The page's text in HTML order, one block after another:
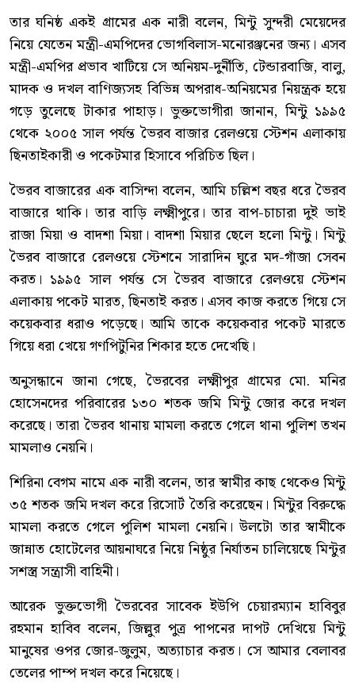
তার ঘনিষ্ঠ একই গ্রামের এক নারী বলেন, মিন্টু সুন্দরী মেয়েদের
নিয়ে যেতেন মন্ত্রী-এমপিদের ভোগবিলাস-মনোরঞ্জনের জন্য। এসব
মন্ত্রী-এমপির প্রভাব খাটিয়ে সে অনিয়ম-দুর্নীতি, টেন্ডারবাজি, বালু,
মাদক ও দখল বাণিজ্যসহ বিভিন্ন অপরাধ-অনিয়মের নিয়ন্ত্রক হয়ে
গড়ে তুলেছে টাকার পাহাড়। ভুক্তভোগীরা জানান, মিন্টু ১৯৯৫
থেকে ২০০৫ সাল পর্যন্ত ভৈরব বাজার রেলওয়ে স্টেশন এলাকায়
ছিনতাইকারী ও পকেটমার হিসাবে পরিচিত ছিল।
ভৈরব বাজারের এক বাসিন্দা বলেন, আমি চল্লিশ বছর ধরে ভৈরব
বাজারে থাকি। তার বাড়ি লক্ষ্মীপুরে। তার বাপ-চাচারা দুই ভাই
রাজা মিয়া ও বাদশা মিয়া। বাদশা মিয়ার ছেলে হলো মিন্টু। মিন্টু
ভৈরব বাজারে রেলওয়ে স্টেশনে সারাদিন ঘুরে মদ-গাঁজা সেবন
করত। ১৯৯৫ সাল পর্যন্ত সে ভৈরব বাজারে রেলওয়ে স্টেশন
এলাকায় পকেট মারত, ছিনতাই করত। এসব কাজ করতে গিয়ে সে
কয়েকবার ধরাও পড়েছে। আমি তাকে কয়েকবার পকেট মারতে
গিয়ে ধরা খেয়ে গণপিটুনির শিকার হতে দেখেছি।
অনুসন্ধানে জানা গেছে, ভৈরবের লক্ষ্মীপুর গ্রামের মো. মনির
হোসেনদের পরিবারের ১৩০ শতক জমি মিন্টু জোর করে দখল
করেছে। তারা ভৈরব থানায় মামলা করতে গেলে থানা পুলিশ তখন
মামলাও নেয়নি।
শিরিনা বেগম নামে এক নারী বলেন, তার স্বামীর কাছ থেকেও মিন্টু
৩৫ শতক জমি দখল করে রিসোর্ট তৈরি করেছেন। মিন্টুর বিরুদ্ধে
মামলা করতে গেলে পুলিশ মামলা নেয়নি। উলটো তার স্বামীকে
জান্নাত হোটেলের আয়নাঘরে নিয়ে নিষ্ঠুর নির্যাতন চালিয়েছে মিন্টুর
সশস্ত্র সন্ত্রাসী বাহিনী।
আরেক ভুক্তভোগী ভৈরবের সাবেক ইউপি চেয়ারম্যান হাবিবুর
রহমান হাবিব বলেন, জিল্লুর পুত্র পাপনের দাপট দেখিয়ে মিন্টু
মানুষের ওপর জোর-জুলুম, অত্যাচার করত। সে আমার বেলাবর
তেলের পাম্প দখল করে নিয়েছে।